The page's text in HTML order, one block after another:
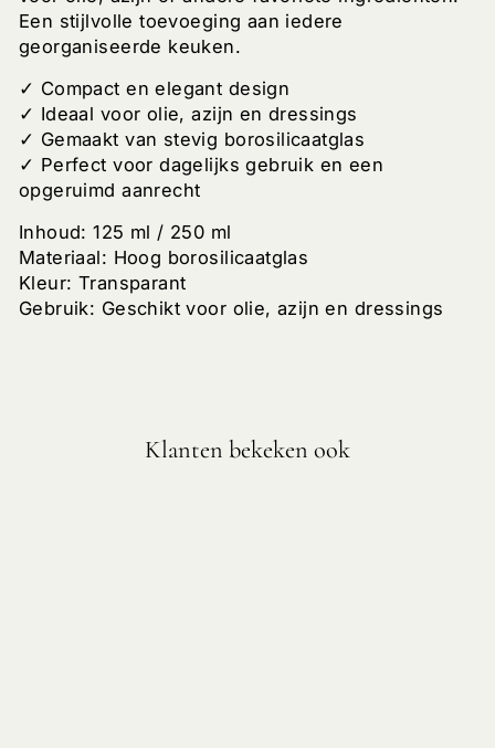
Een stijlvolle toevoeging aan iedere
georganiseerde keuken.
✓ Compact en elegant design
✓ Ideaal voor olie, azijn en dressings
✓ Gemaakt van stevig borosilicaatglas
✓ Perfect voor dagelijks gebruik en een
opgeruimd aanrecht
Inhoud: 125 ml / 250 ml
Materiaal: Hoog borosilicaatglas
Kleur: Transparant
Gebruik: Geschikt voor olie, azijn en dressings
Klanten bekeken ook